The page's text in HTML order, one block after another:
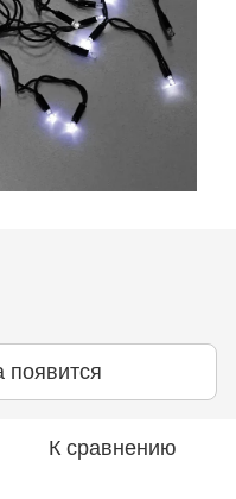
появится
К сравнению